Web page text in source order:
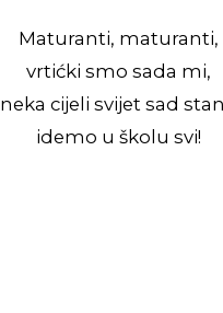
Maturanti, maturanti,
vrtićki smo sada mi,
neka cijeli svijet sad
idemo u školu svi!